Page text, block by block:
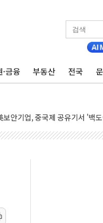
금융 부동산 전국
수산식품공사 등 20곳 '최우수
서 숨진 채 발견
않겠다"
도
송 혜택 강화...새벽 배송 도입 예
부동산과 건강까지 영역 확장
2026' 참가